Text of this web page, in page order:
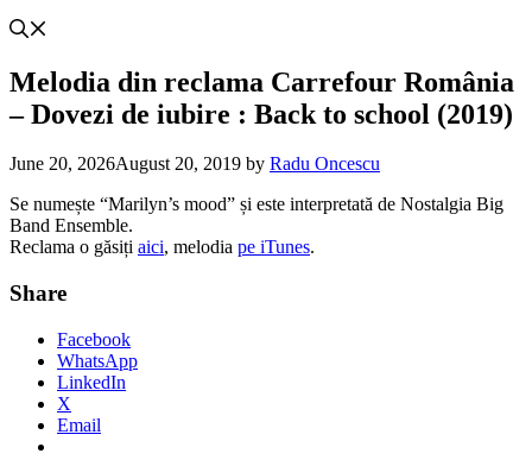
Melodia din reclama Carrefour România
– Dovezi de iubire : Back to school (2019)
June 20, 2026August 20, 2019 by Radu Oncescu
Se numește “Marilyn’s mood” și este interpretată de Nostalgia Big
Band Ensemble.
Reclama o găsiți aici, melodia pe iTunes.
Share
Facebook
WhatsApp
LinkedIn
X
Email